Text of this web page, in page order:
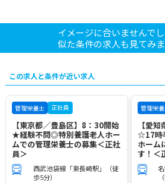
イメージに合いませんで
似た条件の求人も見てみ
この求人と条件が近い求人
管理栄養士 正社員
【東京都／豊島区】8：30開始
★経験不問◎特別養護老人ホー
ムでの管理栄養士の募集＜正社
員＞
西武池袋線「東長崎駅」（徒
歩5分）
管理栄
【愛
☆17時
ホーム
す！＜